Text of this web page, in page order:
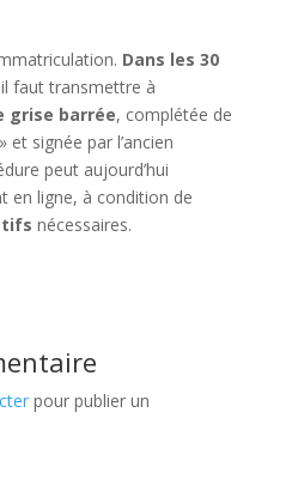
Dans les 30
faut transmettre à
grise barrée, complétée de
signée par l’ancien
peut aujourd’hui
en ligne, à condition de
nécessaires.
pour publier un